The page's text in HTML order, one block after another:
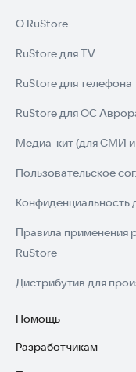
О RuStore
RuStore для TV
RuStore для телефона
RuStore для ОС
Медиа-кит (для СМИ и
Пользовательское
Конфиденциальность
Правила применения
RuStore
Дистрибутив для
Помощь
Установка RuStore на
Разработчикам